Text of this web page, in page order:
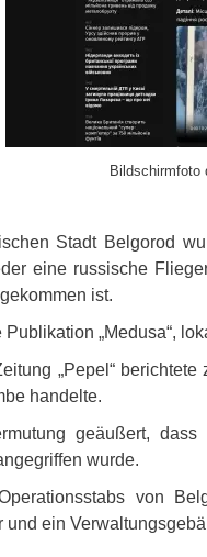
Bildschirmfoto
Stadt Belgorod
eine russische
ist.
Publikation „Medusa“,
„Pepel“
handelte.
geäußert,
wurde.
von
und ein